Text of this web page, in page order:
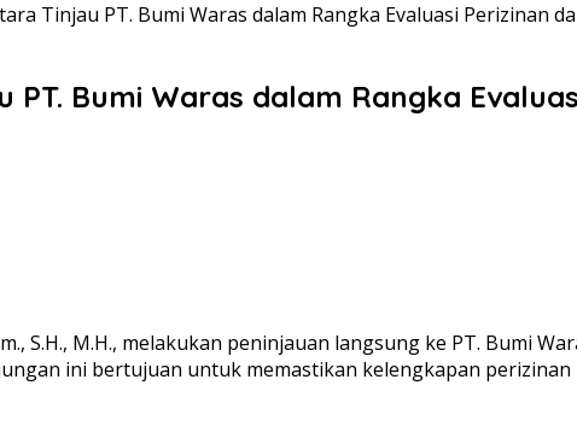
Tinjau PT. Bumi Waras dalam Rangka Evaluasi Perizinan
Bumi Waras dalam Rangka
S.H., M.H., melakukan peninjauan langsung ke PT. Bumi
ini bertujuan untuk memastikan kelengkapan